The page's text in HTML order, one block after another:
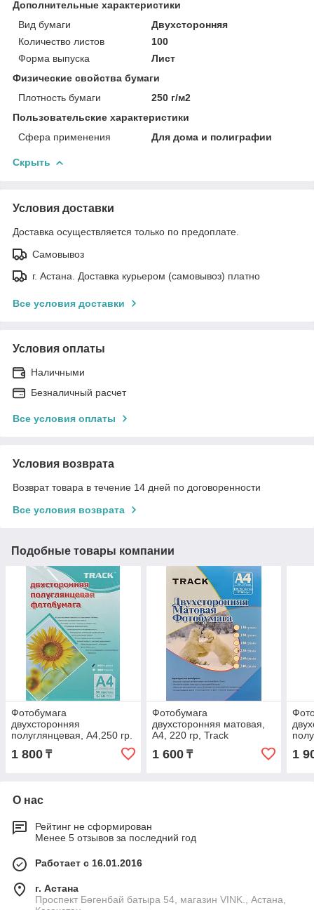
Дополнительные характеристики
Вид бумаги
Двухсторонняя
Количество листов
100
Форма выпуска
Лист
Физические свойства бумаги
Плотность бумаги
250 г/м2
Пользовательские характеристики
Сфера применения
Для дома и полиграфии
Скрыть
Условия доставки
Доставка осуществляется только по предоплате.
Самовывоз
г. Астана. Доставка курьером (самовывоз) платно
Все условия доставки
Условия оплаты
Наличными
Безналичный расчет
Все условия оплаты
Условия возврата
Возврат товара в течение 14 дней по договоренности
Все условия возврата
Подобные товары компании
Фотобумага
двухсторонняя
полуглянцевая, A4,250 гр.
1 800 ₸
Фотобумага
двухсторонняя матовая,
A4, 220 гр, Track
1 600₸ 1
О нас
Рейтинг не сформирован
Менее 5 отзывов за последний год
Работает с 16.01.2016
г. Астана
Проспект Бөгенбай батыра 54, магазин VINK., Астана,